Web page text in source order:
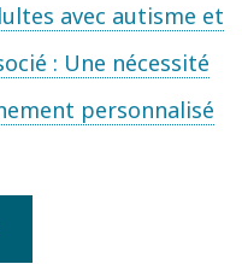
avec autisme et
: Une nécessité
personnalisé